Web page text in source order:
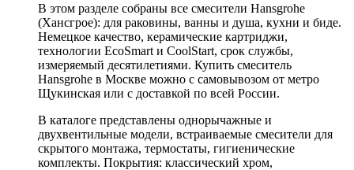
В этом разделе собраны все смесители Hansgrohe
(Хансгрое): для раковины, ванны и душа, кухни и биде.
Немецкое качество, керамические картриджи,
технологии EcoSmart и CoolStart, срок службы,
измеряемый десятилетиями. Купить смеситель
Hansgrohe в Москве можно с самовывозом от метро
Щукинская или с доставкой по всей России.
В каталоге представлены однорычажные и
двухвентильные модели, встраиваемые смесители для
скрытого монтажа, термостаты, гигиенические
комплекты. Покрытия: классический хром,